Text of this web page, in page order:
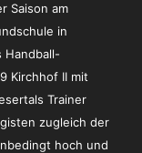
Saison am
in
Handball-
Kirchhof II mit
Trainer
zugleich der
hoch und